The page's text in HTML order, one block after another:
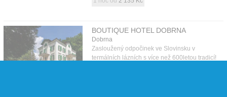
BOUTIQUE HOTEL DOBRNA
Dobrna
Zasloužený odpočinek ve Slovinsku v
termálních lázních s více než 600letou tradicí!